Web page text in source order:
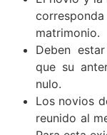
matrimonio.
Deben
que su
nulo.
Los novios
reunido al